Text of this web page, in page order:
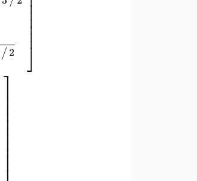
/2 ⎦
⎥⎥⎥⎥⎥⎥
⎤⎥⎥⎥⎥⎥⎥⎥⎥⎥⎥